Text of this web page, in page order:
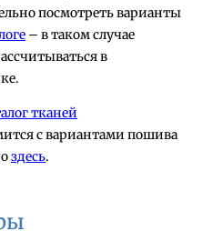
посмотреть варианты
– в таком случае
в
тканей
с вариантами пошива
здесь.